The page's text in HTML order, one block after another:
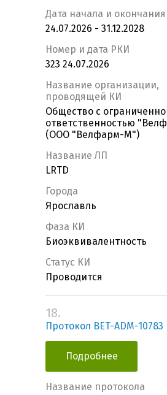
Дата начала и
24.07.2026 - 31.12.2028
Номер и дата РКИ
323 24.07.2026
Название организации,
проводящей КИ
Общество с
ответственностью
(ООО "Велфарм-М")
Название ЛП
LRTD
Города
Ярославль
Фаза КИ
Биоэквивалентность
Статус КИ
Проводится
18.
Протокол BET-ADM-10783
Подробнее
Название протокола